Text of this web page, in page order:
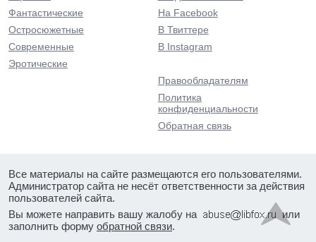
Фантастические
Остросюжетные
Современные
Эротические
На Facebook
В Твиттере
В Instagram
Правообладателям
Политика
конфиденциальности
Обратная связь
Все материалы на сайте размещаются его пользователями.
Администратор сайта не несёт ответственности за действия
пользователей сайта.
Вы можете направить вашу жалобу на
или
заполнить форму обратной связи.